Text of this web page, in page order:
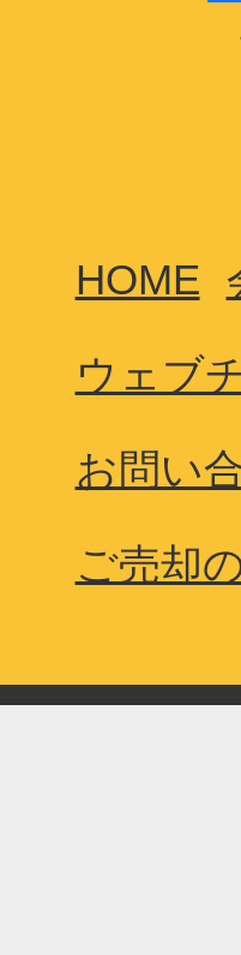
HOME
ウェブ
お問い
ご売却